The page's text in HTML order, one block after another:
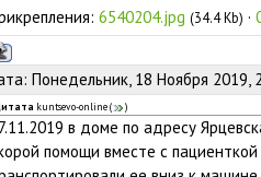
6540204.jpg (34.4 Kb) ·
Понедельник, 18 Ноября
kuntsevo-online( )
в доме по адресу
помощи вместе с